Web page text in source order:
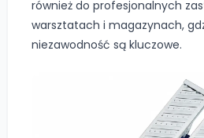
również do profesjonalnych
warsztatach i magazynach,
niezawodność są kluczowe.